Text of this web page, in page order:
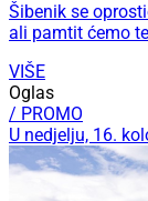
Šibenik se
ali pamtit ćemo
VIŠE
Oglas
/ PROMO
U nedjelju, 16.